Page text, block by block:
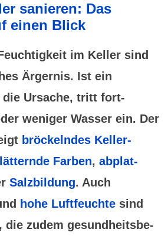
sanieren: Das
einen Blick
im Keller sind
Ärgernis. Ist ein
die Ursache, tritt fort­
weniger Wasser ein. Der
bröckelndes Keller­
Farben, abplat­
Salz­bildung. Auch
hohe Luft­feuchtesind
die zudem gesund­heitsbe­